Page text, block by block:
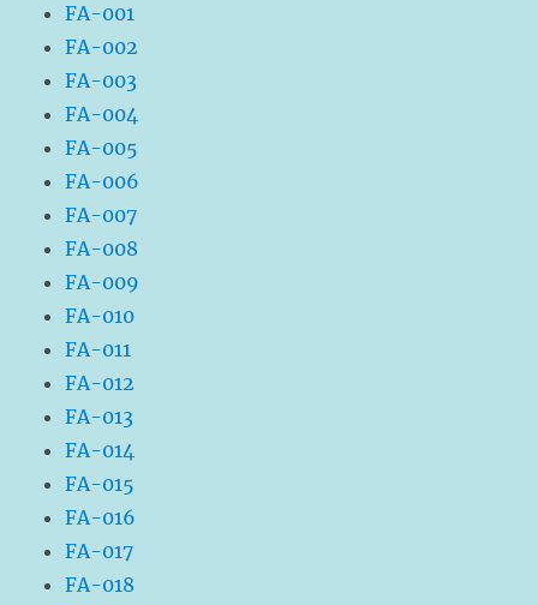
FA-001
FA-002
FA-003
FA-004
FA-005
FA-006
FA-007
FA-008
FA-009
FA-010
FA-011
FA-012
FA-013
FA-014
FA-015
FA-016
FA-017
FA-018